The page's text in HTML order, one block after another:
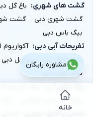
گشت های شهری
باغ گل
گشت شهری دبی
گشت
بیگ باس دبی
تفریحات آبی دبی
جت اسکی دبی
پاراسل دبی
فلای بورد دبی
پارک آبی یاس ابوظبی
کشتی
مشاوره رایگان
خانه